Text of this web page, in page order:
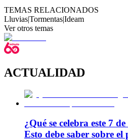
TEMAS RELACIONADOS
Lluvias|Tormentas|Ideam
Ver otros temas
ACTUALIDAD
¿Qué se celebra este 7
Esto debe saber sobre el